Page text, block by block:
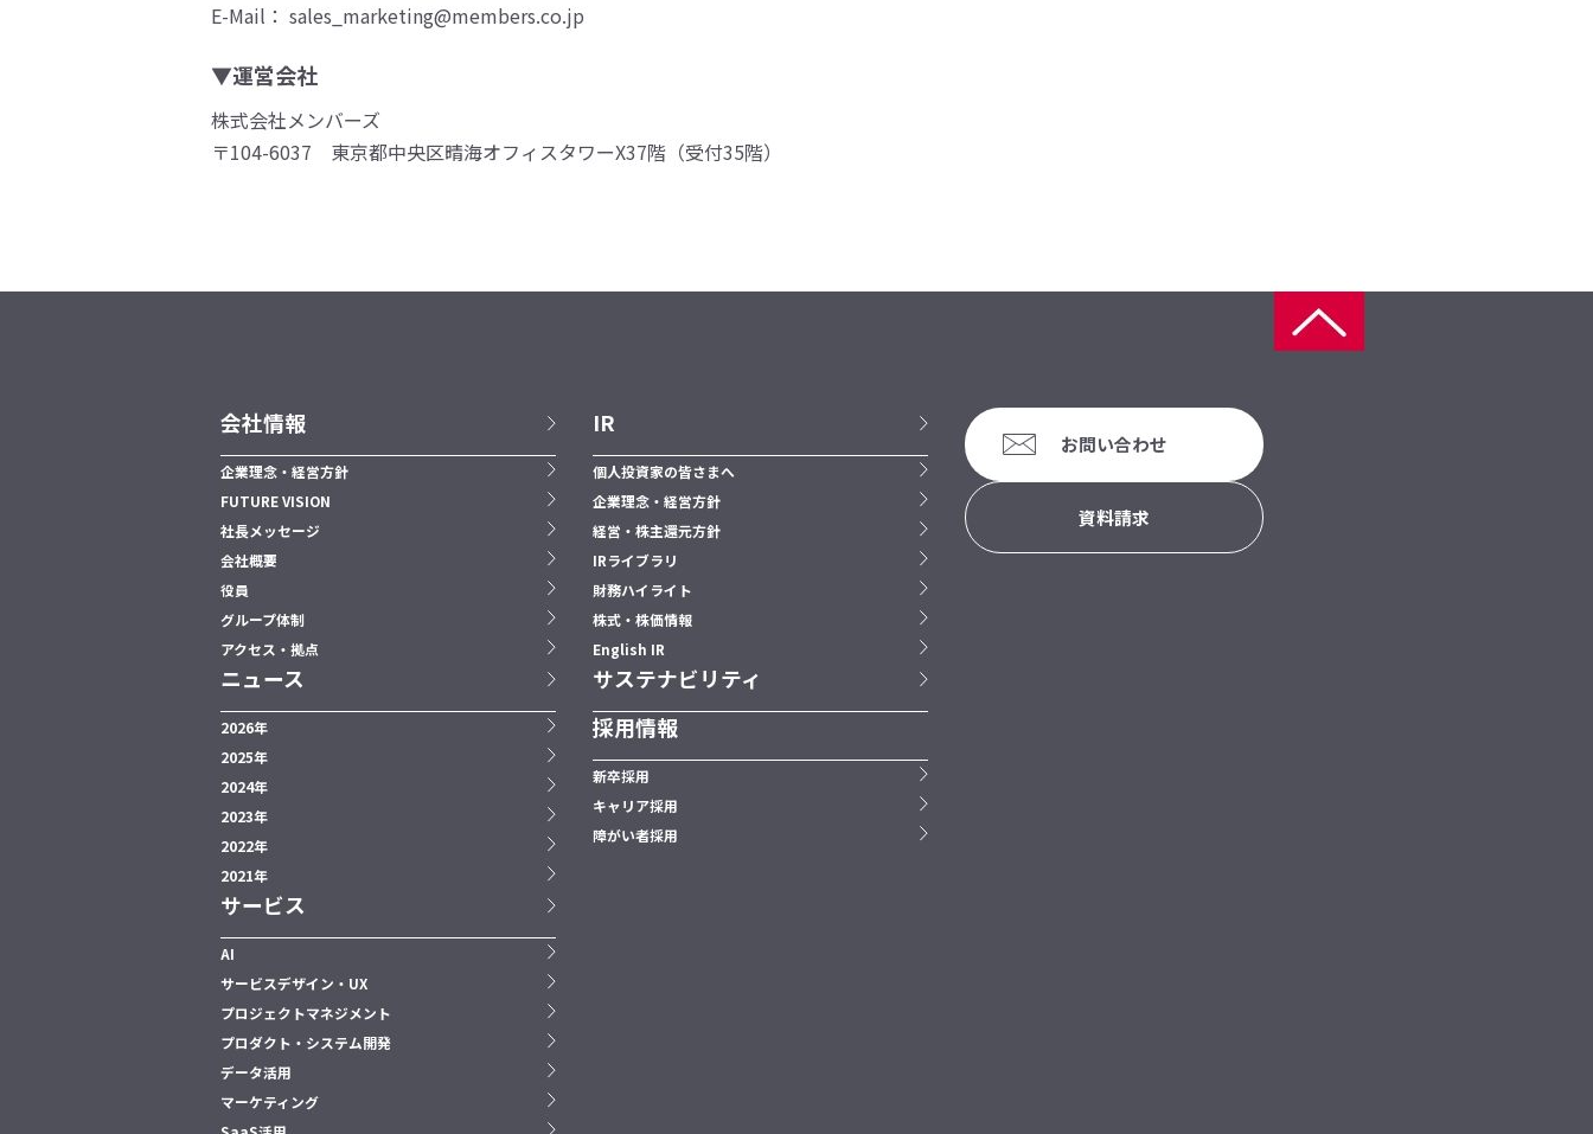
E-Mail： sales_marketing@members.co.jp
▼運営会社
株式会社メンバーズ
〒104-6037 東京都中央区晴海オフィスタワーX37階（受付35階）
会社情報
企業理念・経営方針
FUTURE VISION
社長メッセージ
会社概要
役員
グループ体制
アクセス・拠点
ニュース
2026年
2025年
2024年
2023年
2022年
2021年
サービス
AI
サービスデザイン・UX
プロジェクトマネジメント
プロダクト・システム開発
データ活用
マーケティング
IR
個人投資家の皆さまへ
企業理念・経営方針
経営・株主還元方針
IRライブラリ
財務ハイライト
株式・株価情報
English IR
サステナビリティ
採用情報
新卒採用
キャリア採用
障がい者採用
お問い合わせ
資料請求